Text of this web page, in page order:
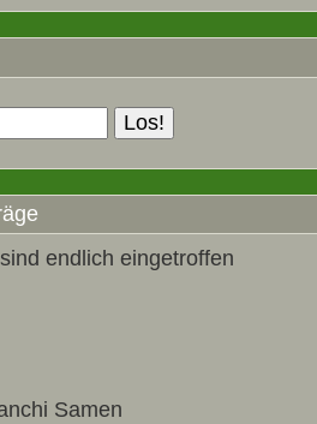
endlich eingetroffen
Samen